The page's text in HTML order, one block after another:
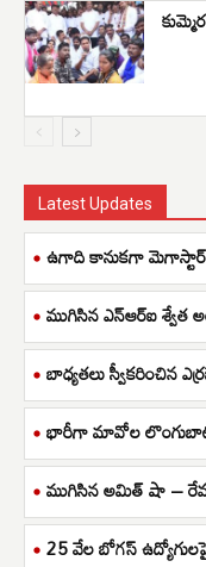
Latest Updates
ఉగాది కానుకగా
ముగిసిన ఎన్ఆర్ఐ శ్వేత
బాధ్యతలు స్వీకరించిన
భారీగా మావోల
ముగిసిన అమిత్ షా –
25 వేల బోగస్